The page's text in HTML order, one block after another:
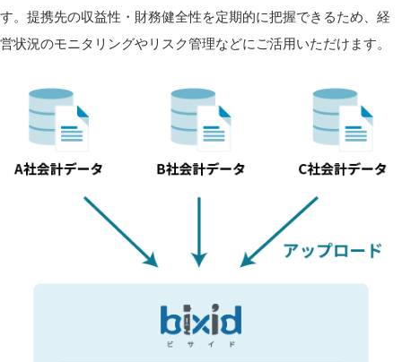
す。提携先の収益性・財務健全性を定期的に把握できるため、経
営状況のモニタリングやリスク管理などにご活用いただけます。